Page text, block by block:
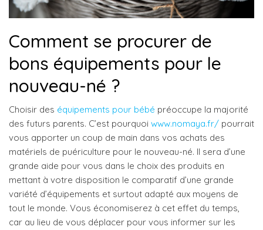
Comment se procurer de
bons équipements pour le
nouveau-né ?
Choisir des équipements pour bébé préoccupe la majorité
des futurs parents. C’est pourquoi www.nomaya.fr/ pourrait
vous apporter un coup de main dans vos achats des
matériels de puériculture pour le nouveau-né. Il sera d’une
grande aide pour vous dans le choix des produits en
mettant à votre disposition le comparatif d’une grande
variété d’équipements et surtout adapté aux moyens de
tout le monde. Vous économiserez à cet effet du temps,
car au lieu de vous déplacer pour vous informer sur les